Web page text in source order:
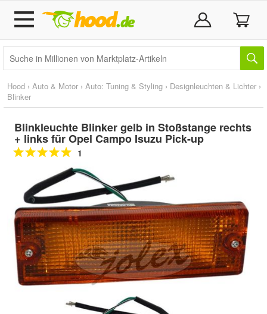
Hood › Auto & Motor › Auto: Tuning & Styling › Designleuchten & Lichter ›
Blinker
Blinkleuchte Blinker gelb in Stoßstange rechts
+ links für Opel Campo Isuzu Pick-up
1